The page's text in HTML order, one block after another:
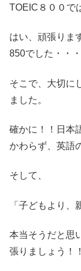
TOEIC８００で
はい、頑張りま
850でした・・
そこで、大切に
ました。
確かに！！日本
かわらず、英語
そして、
「子どもより、
本当そうだと思
張りましょう！！